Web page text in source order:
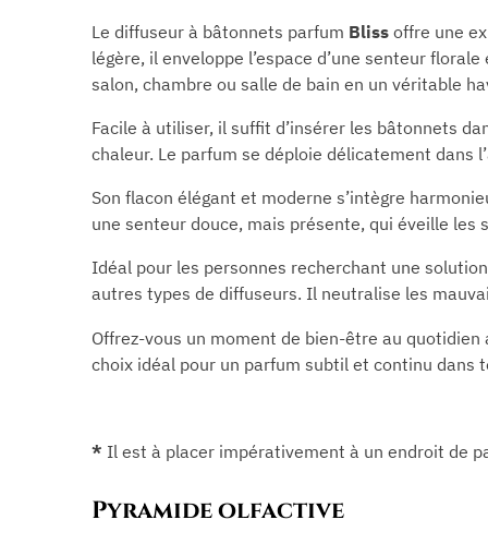
Le diffuseur à bâtonnets parfum Blissoffre une
légère, il enveloppe l’espace d’une senteur
salon, chambre ou salle de bain en un véritable
Facile à utiliser, il suffit d’insérer les bâtonnets
chaleur. Le parfum se déploie délicatement dans
Son flacon élégant et moderne s’intègre
une senteur douce, mais présente, qui éveille
Idéal pour les personnes recherchant une
autres types de diffuseurs. Il neutralise les
Offrez-vous un moment de bien-être au
choix idéal pour un parfum subtil et continu dans
* Il est à placer impérativement à un endroit de
Pyramide olfactive